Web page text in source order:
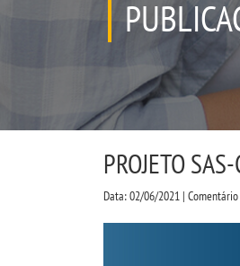
PROJETO
Data: 02/06/2021 | Comentário